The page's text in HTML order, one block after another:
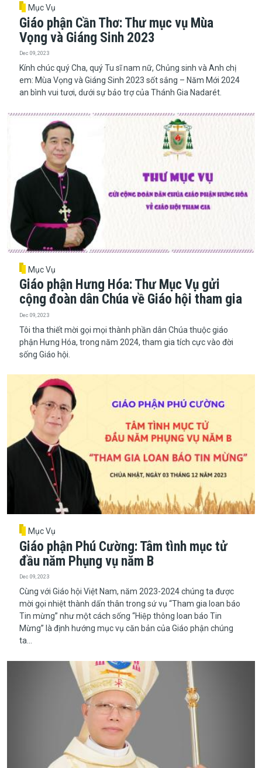
Mục Vụ
Giáo phận Cần Thơ: Thư mục vụ Mùa
Vọng và Giáng Sinh 2023
Dec 09, 2023
Kính chúc quý Cha, quý Tu sĩ nam nữ, Chủng sinh và Anh chị
em: Mùa Vọng và Giáng Sinh 2023 sốt sắng – Năm Mới 2024
an bình vui tươi, dưới sự bảo trợ của Thánh Gia Nadarét.
Mục Vụ
Giáo phận Hưng Hóa: Thư Mục Vụ gửi
cộng đoàn dân Chúa về Giáo hội tham gia
Dec 09, 2023
Tôi tha thiết mời gọi mọi thành phần dân Chúa thuộc giáo
phận Hưng Hóa, trong năm 2024, tham gia tích cực vào đời
sống Giáo hội.
Mục Vụ
Giáo phận Phú Cường: Tâm tình mục tử
đầu năm Phụng vụ năm B
Dec 09, 2023
Cùng với Giáo hội Việt Nam, năm 2023-2024 chúng ta được
mời gọi nhiệt thành dấn thân trong sứ vụ “Tham gia loan báo
Tin mừng” như một cách sống “Hiệp thông loan báo Tin
Mừng” là định hướng mục vụ căn bản của Giáo phận chúng
ta...